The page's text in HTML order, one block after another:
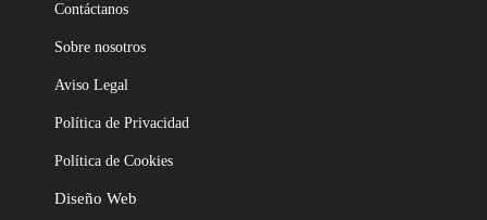
Contáctanos
Sobre nosotros
Aviso Legal
Política de Privacidad
Política de Cookies
Diseño Web